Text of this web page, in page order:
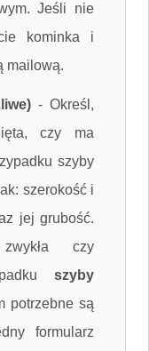
Jeśli nie
kominka i
mailową.
- Określ,
czy ma
szyby
szerokość i
jej grubość.
czy
szyby
potrzebne są
formularz